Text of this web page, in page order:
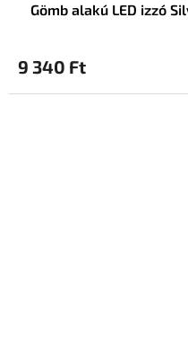
Gömb alakú LED izzó
9 340 Ft